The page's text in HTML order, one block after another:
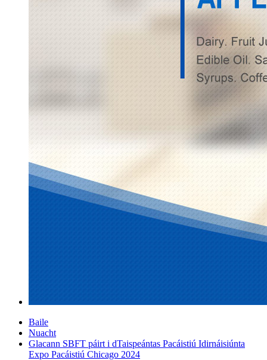
Baile
Nuacht
Glacann SBFT páirt i dTaispeántas Pacáistiú Idirnáisiúnta
Expo Pacáistiú Chicago 2024